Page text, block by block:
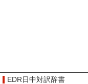
EDR日中対訳辞書